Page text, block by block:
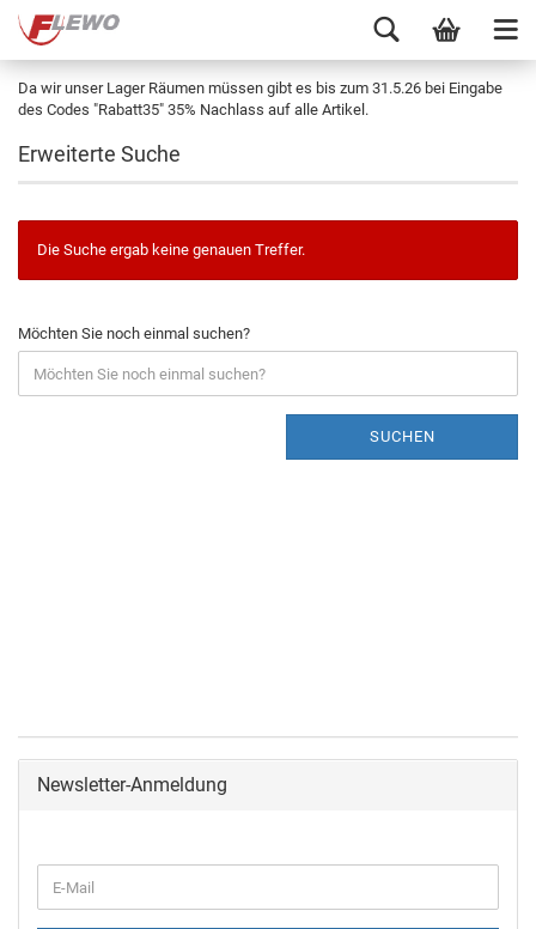
Da wir unser Lager Räumen müssen gibt es bis zum 31.5.26 bei Eingabe
des Codes "Rabatt35" 35% Nachlass auf alle Artikel.
Erweiterte Suche
Die Suche ergab keine genauen Treffer.
Möchten Sie noch einmal suchen?
SUCHEN
Newsletter-Anmeldung